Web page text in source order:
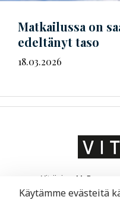
Matkailussa on
edeltänyt taso
18.03.2026
Vitriini on MaRa ry:n
suunnattu matkailu-
liikkeenjohdolle.
Käytämme evästeitä